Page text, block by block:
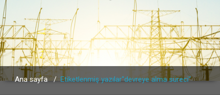
Ana sayfa/Etiketlenmiş yazılar"devreye alma süreci"